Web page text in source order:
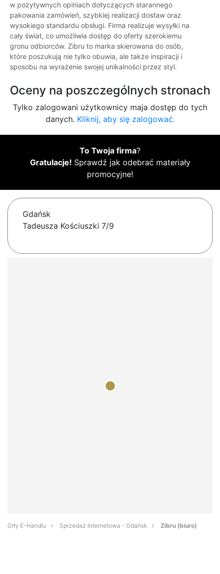
w pozytywnych opiniach dotyczących starannego
pakowania zamówień, szybkiej realizacji dostaw oraz
wysokiego standardu obsługi. Firma realizuje wysyłki na
cały świat, co umożliwia dostęp do oferty szerokiemu
gronu odbiorców. Zibru to marka skierowana do osób,
które poszukują nie tylko obuwia, ale także inspiracji i
sposobu na wyrażenie swojej unikalności przez styl.
Oceny na poszczególnych stronach
Tylko zalogowani użytkownicy maja dostęp do tych
danych. Kliknij, aby się zalogować.
To Twoja firma?
Gratulacje! Sprawdź jak odebrać materiały
promocyjne!
Gdańsk
Tadeusza Kościuszki 7/9
Orły E-Handlu Sprzedaż Internetowa - Gdańsk Zibru (biuro)